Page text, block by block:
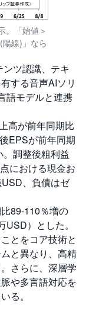
。「始値＞
線)」なら
ツ認識、テキ
する音声AIソリ
語モデルと連携
高が前年同期比
EPSが前年同期
調整後粗利益
における現金お
、負債はゼ
89-110％増の
）とした。
とをコア技術と
と異なり、高精
さらに、深層学
や多言語対応を
る。